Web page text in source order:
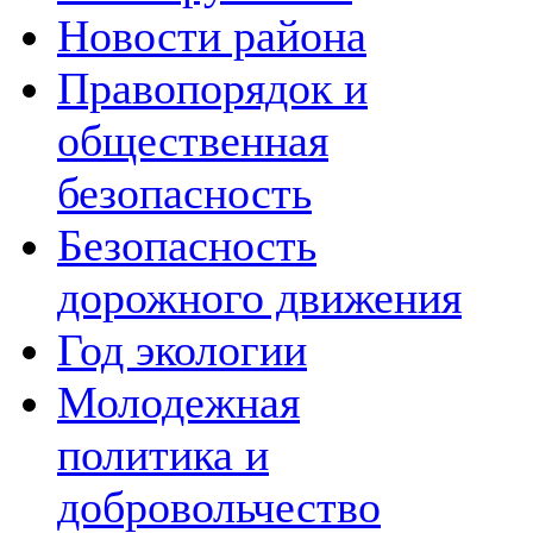
Новости района
Правопорядок и
общественная
безопасность
Безопасность
дорожного движения
Год экологии
Молодежная
политика и
добровольчество